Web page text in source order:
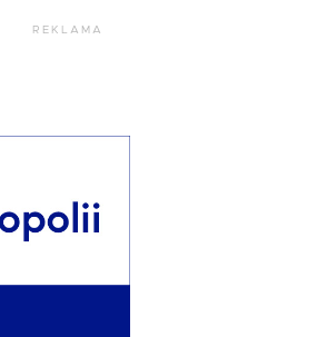
REKLAMA